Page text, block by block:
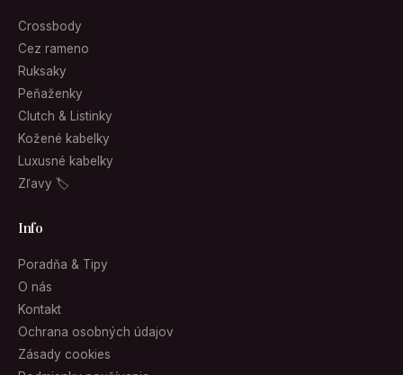
Crossbody
Cez rameno
Ruksaky
Peňaženky
Clutch & Listinky
Kožené kabelky
Luxusné kabelky
Zľavy 🏷
Info
Poradňa & Tipy
O nás
Kontakt
Ochrana osobných údajov
Zásady cookies